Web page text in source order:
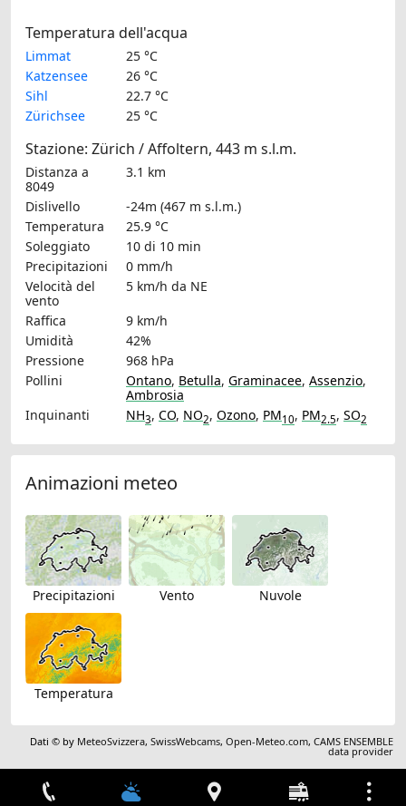
Temperatura dell'acqua
Limmat
25 °C
Katzensee
26 °C
Sihl
22.7 °C
Zürichsee
25 °C
Stazione: Zürich / Affoltern, 443 m s.l.m.
Distanza a
8049
3.1 km
Dislivello
-24m (467 m s.l.m.)
Temperatura
25.9 °C
Soleggiato
10 di 10 min
Precipitazioni
0 mm/h
Velocità del
vento
5 km/h da NE
Raffica
9 km/h
Umidità
42%
Pressione
968 hPa
Pollini
Ontano, Betulla, Graminacee, Assenzio,
Ambrosia
Inquinanti
NH3, CO, NO2, Ozono, PM10, PM2.5, SO2
Animazioni meteo
Precipitazioni Vento Nuvole
Temperatura
Dati © by MeteoSvizzera,SwissWebcams,Open-Meteo.com,CAMS ENSEMBLE
data provider